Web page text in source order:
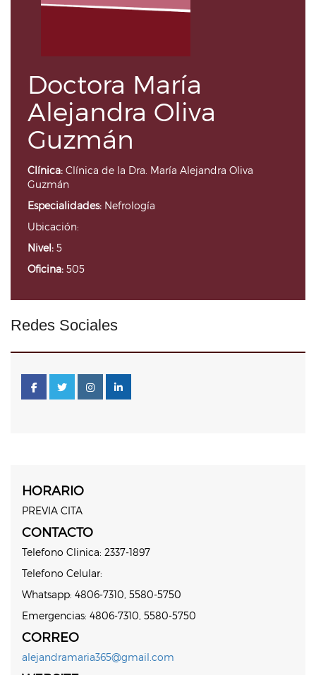
Doctora María
Alejandra Oliva
Guzmán
Clínica: Clínica de la Dra. María Alejandra Oliva
Guzmán
Especialidades: Nefrología
Ubicación:
Nivel: 5
Oficina: 505
Redes Sociales
HORARIO
PREVIA CITA
CONTACTO
Telefono Clinica: 2337-1897
Telefono Celular:
Whatsapp: 4806-7310, 5580-5750
Emergencias: 4806-7310, 5580-5750
CORREO
alejandramaria365@gmail.com